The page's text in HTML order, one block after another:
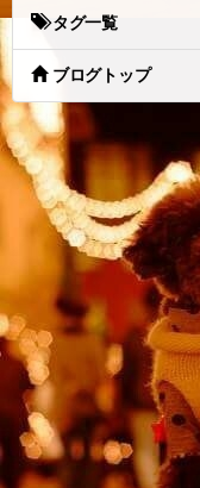
タグ一覧
ブログトップ